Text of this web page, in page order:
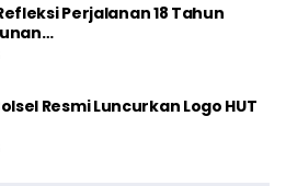
Perjalanan 18 Tahun
Resmi Luncurkan Logo HUT